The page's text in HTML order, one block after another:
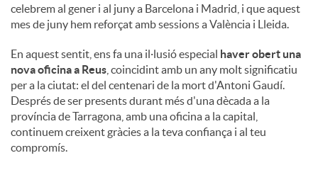
celebrem al gener i al juny a Barcelona i Madrid, i que aquest
mes de juny hem reforçat amb sessions a València i Lleida.
En aquest sentit, ens fa una il·lusió especial haver obert una
nova oficina a Reus , coincidint amb un any molt significatiu
per a la ciutat: el del centenari de la mort d'Antoni Gaudí.
Després de ser presents durant més d'una dècada a la
província de Tarragona, amb una oficina a la capital,
continuem creixent gràcies a la teva confiança i al teu
compromís.